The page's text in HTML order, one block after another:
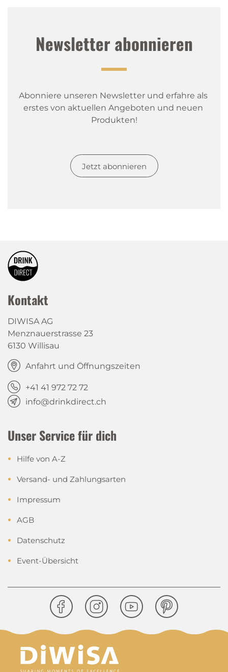
Newsletter abonnieren
Abonniere unseren Newsletter und erfahre als
erstes von aktuellen Angeboten und neuen
Produkten!
Jetzt abonnieren
Kontakt
DIWISA AG
Menznauerstrasse 23
6130 Willisau
Anfahrt und Öffnungszeiten
+41 41 972 72 72
info@drinkdirect.ch
Unser Service für dich
Hilfe von A-Z
Versand- und Zahlungsarten
Impressum
AGB
Datenschutz
Event-Übersicht